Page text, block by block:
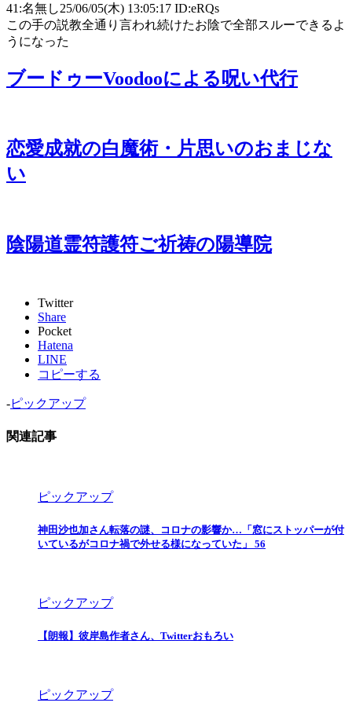
41:名無し25/06/05(木) 13:05:17 ID:eRQs
この手の説教全通り言われ続けたお陰で全部スルーできるよ
うになった
ブードゥーVoodooによる呪い代行
恋愛成就の白魔術・片思いのおまじな
い
陰陽道霊符護符ご祈祷の陽導院
Twitter
Share
Pocket
Hatena
LINE
コピーする
-ピックアップ
関連記事
ピックアップ
神田沙也加さん転落の謎、コロナの影響か…「窓にストッパーが付
いているがコロナ禍で外せる様になっていた」 56
ピックアップ
【朗報】彼岸島作者さん、Twitterおもろい
ピックアップ